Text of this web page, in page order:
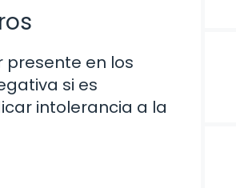
presente en los
si es
intolerancia a la